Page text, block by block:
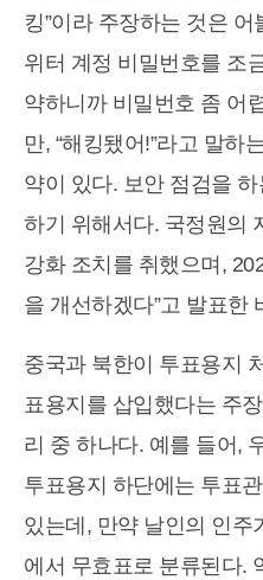
킹”이라 주장하는 것은
위터 계정 비밀번호를 조
약하니까 비밀번호 좀 어
만, “해킹됐어!”라고 말하
약이 있다. 보안 점검을
하기 위해서다. 국정원의
강화 조치를 취했으며,
을 개선하겠다”고 발표한
중국과 북한이 투표용지
표용지를 삽입했다는 주
리 중 하나다. 예를 들어,
투표용지 하단에는 투표
있는데, 만약 날인의 인주
에서 무효표로 분류된다.